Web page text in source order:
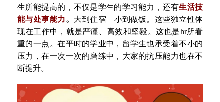
生所能提高的 ，不仅是学生的学习能力 ，还有生活技
能与处事能力。 大到住宿 ， 小到做饭。 这些独立性体
现在工作中 ， 就是严谨、 高效和坚毅。这也是hr所看
重的一点。在平时的学业中 ， 留学生也承受着不小的
压力 ，在一次一次的磨练中 ， 大家的抗压能力也在不
断提升。